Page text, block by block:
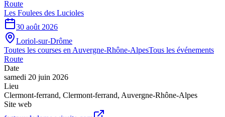
Route
Les Foulees des Lucioles
30 août 2026
Loriol-sur-Drôme
Toutes les courses en Auvergne-Rhône-AlpesTous les événements
Route
Date
samedi 20 juin 2026
Lieu
Clermont-ferrand, Clermont-ferrand, Auvergne-Rhône-Alpes
Site web